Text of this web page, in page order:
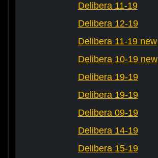
Delibera 11-19
Delibera 12-19
Delibera 11-19 new
Delibera 10-19 new
Delibera 19-19
Delibera 19-19
Delibera 09-19
Delibera 14-19
Delibera 15-19